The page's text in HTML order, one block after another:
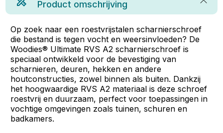
Product omschrijving
Op zoek naar een roestvrijstalen scharnierschroef
die bestand is tegen vocht en weersinvloeden? De
Woodies® Ultimate RVS A2 scharnierschroef is
speciaal ontwikkeld voor de bevestiging van
scharnieren, deuren, hekken en andere
houtconstructies, zowel binnen als buiten. Dankzij
het hoogwaardige RVS A2 materiaal is deze schroef
roestvrij en duurzaam, perfect voor toepassingen in
vochtige omgevingen zoals tuinen, schuren en
badkamers.